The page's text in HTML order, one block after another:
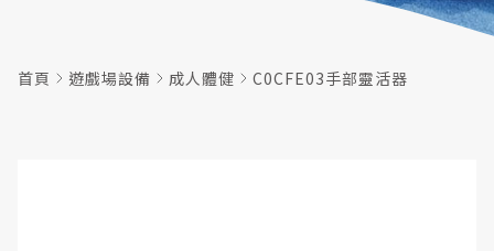
首頁 遊戲場設備 成人體健 C0CFE03手部靈活器